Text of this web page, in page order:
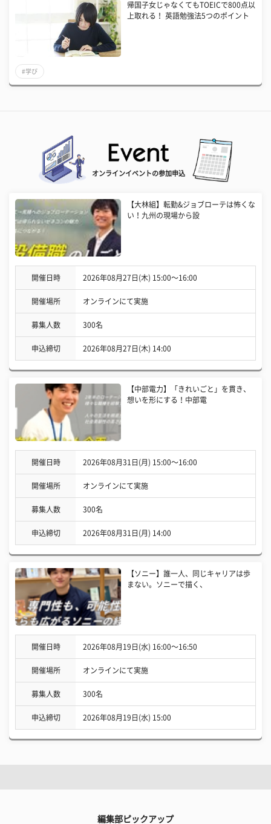
帰国子女じゃなくてもTOEICで800点以
上取れる！ 英語勉強法5つのポイント
#学び
オンラインイベントの参加申込
【大林組】転勤&ジョブローテは怖くな
い！九州の現場から設
開催日時 2026年08月27日(木) 15:00〜16:00
開催場所 オンラインにて実施
募集人数 300名
申込締切 2026年08月27日(木) 14:00
【中部電力】「きれいごと」を貫き、
想いを形にする！中部電
開催日時 2026年08月31日(月) 15:00〜16:00
開催場所 オンラインにて実施
募集人数 300名
申込締切 2026年08月31日(月) 14:00
【ソニー】誰一人、同じキャリアは歩
まない。ソニーで描く、
開催日時 2026年08月19日(水) 16:00〜16:50
開催場所 オンラインにて実施
募集人数 300名
申込締切 2026年08月19日(水) 15:00
編集部ピックアップ